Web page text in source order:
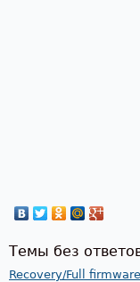
Темы без
Recovery/Full